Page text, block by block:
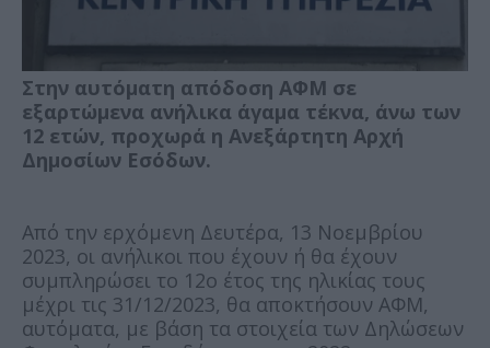
Στην αυτόματη απόδοση ΑΦΜ σε
εξαρτώμενα ανήλικα άγαμα τέκνα, άνω των
12 ετών, προχωρά η Ανεξάρτητη Αρχή
Δημοσίων Εσόδων.
Από την ερχόμενη Δευτέρα, 13 Νοεμβρίου
2023, οι ανήλικοι που έχουν ή θα έχουν
συμπληρώσει το 12ο έτος της ηλικίας τους
μέχρι τις 31/12/2023, θα αποκτήσουν ΑΦΜ,
αυτόματα, με βάση τα στοιχεία των Δηλώσεων